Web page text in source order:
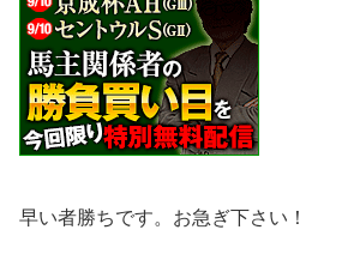
早い者勝ちです。お急ぎ下さい！